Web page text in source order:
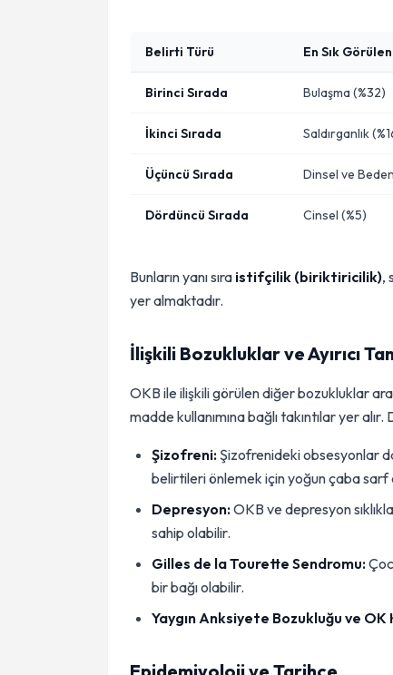
Belirti Türü En Sık
Birinci Sırada Bulaşma (%32)
İkinci Sırada Saldırganlık
Üçüncü Sırada Dinsel ve
Dördüncü Sırada Cinsel (%5)
Bunların yanı sıra istifçilik (biriktiricilik),
yer almaktadır.
İlişkili Bozukluklar ve Ayırıcı
OKB ile ilişkili görülen diğer bozukluklar
madde kullanımına bağlı takıntılar yer
Şizofreni:Şizofrenideki obsesyonlar
belirtileri önlemek için yoğun çaba
Depresyon:OKB ve depresyon
sahip olabilir.
Gilles de la Tourette Sendromu:
bir bağı olabilir.
Yaygın Anksiyete Bozukluğu ve OK